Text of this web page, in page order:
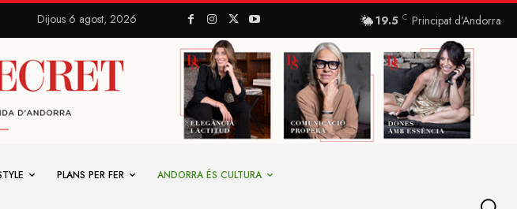
Dijous 6 agost, 2026 19.5 C Principat d’Andorra
PLANS PER FER ANDORRA ÉS CULTURA